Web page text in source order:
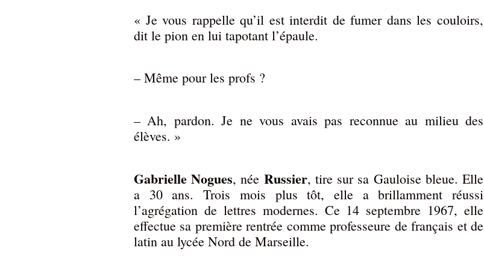
« Je vous rappelle qu’il est interdit de fumer dans les couloirs,
dit le pion en lui tapotant l’épaule.
– Même pour les profs ?
– Ah, pardon. Je ne vous avais pas reconnue au milieu des
élèves. »
Gabrielle Nogues, née Russier, tire sur sa Gauloise bleue. Elle
a 30 ans. Trois mois plus tôt, elle a brillamment réussi
l’agrégation de lettres modernes. Ce 14 septembre 1967, elle
effectue sa première rentrée comme professeure de français et de
latin au lycée Nord de Marseille.